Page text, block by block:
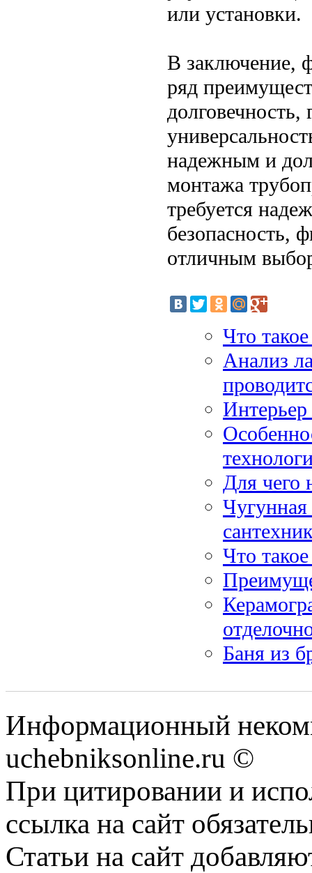
или установки.
В заключение,
ряд
долговечность,
надежным и
монтажа
требуется
безопасность,
отличным
Что
Анализ
Интерьер
Для чего
Чугунная
Что
Баня из
Информационный
uchebniksonline.ru ©
При цитировании и
ссылка на сайт
Статьи на сайт